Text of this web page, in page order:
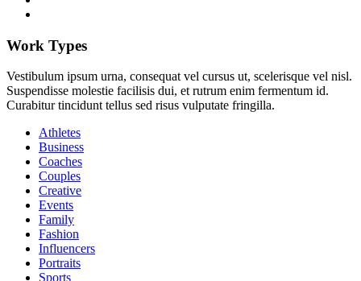
Work Types
Vestibulum ipsum urna, consequat vel cursus ut, scelerisque vel nisl.
Suspendisse molestie facilisis dui, et rutrum enim fermentum id.
Curabitur tincidunt tellus sed risus vulputate fringilla.
Athletes
Business
Coaches
Couples
Creative
Events
Family
Fashion
Influencers
Portraits
Sports